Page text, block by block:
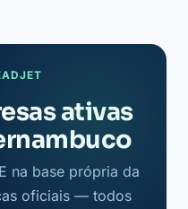
ativas
na base própria da
oficiais — todos